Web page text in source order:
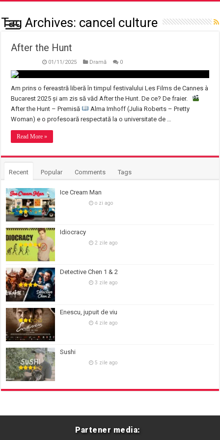
Tag Archives: cancel culture
After the Hunt
01/11/2025 Dramă 0
Am prins o fereastră liberă în timpul festivalului Les Films de Cannes à
Bucarest 2025 și am zis să văd After the Hunt. De ce? De fraier.
After the Hunt – Premisă
Alma Imhoff (Julia Roberts – Pretty
Woman) e o profesoară respectată la o universitate de …
Read More »
Recent Popular Comments Tags
Ice Cream Man
o zi ago
Idiocracy
2 zile ago
Detective Chen 1 & 2
3 zile ago
Enescu, jupuit de viu
4 zile ago
Sushi
5 zile ago
Partener media: